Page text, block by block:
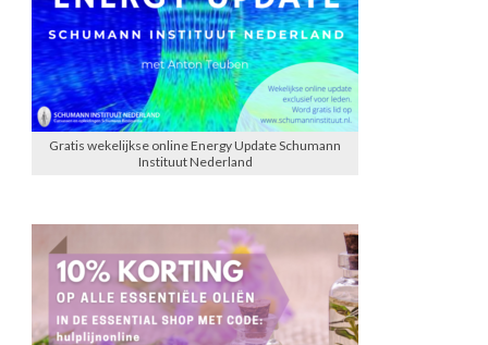
Gratis wekelijkse online Energy Update Schumann
Instituut Nederland